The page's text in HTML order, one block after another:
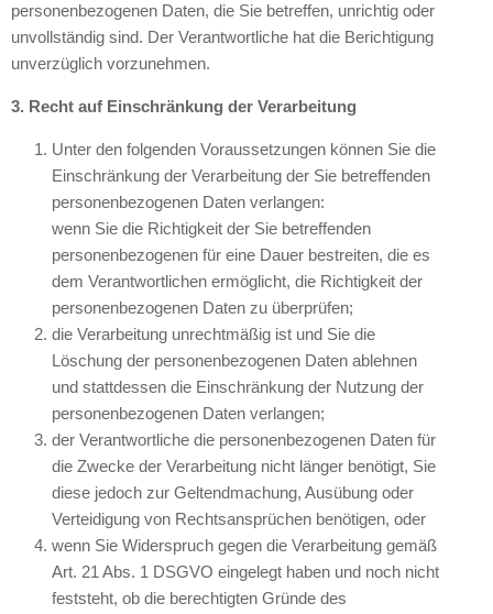
personenbezogenen Daten, die Sie betreffen, unrichtig oder
unvollständig sind. Der Verantwortliche hat die Berichtigung
unverzüglich vorzunehmen.
3. Recht auf Einschränkung der Verarbeitung
Unter den folgenden Voraussetzungen können Sie die
Einschränkung der Verarbeitung der Sie betreffenden
personenbezogenen Daten verlangen:
wenn Sie die Richtigkeit der Sie betreffenden
personenbezogenen für eine Dauer bestreiten, die es
dem Verantwortlichen ermöglicht, die Richtigkeit der
personenbezogenen Daten zu überprüfen;
die Verarbeitung unrechtmäßig ist und Sie die
Löschung der personenbezogenen Daten ablehnen
und stattdessen die Einschränkung der Nutzung der
personenbezogenen Daten verlangen;
der Verantwortliche die personenbezogenen Daten für
die Zwecke der Verarbeitung nicht länger benötigt, Sie
diese jedoch zur Geltendmachung, Ausübung oder
Verteidigung von Rechtsansprüchen benötigen, oder
wenn Sie Widerspruch gegen die Verarbeitung gemäß
Art. 21 Abs. 1 DSGVO eingelegt haben und noch nicht
feststeht, ob die berechtigten Gründe des